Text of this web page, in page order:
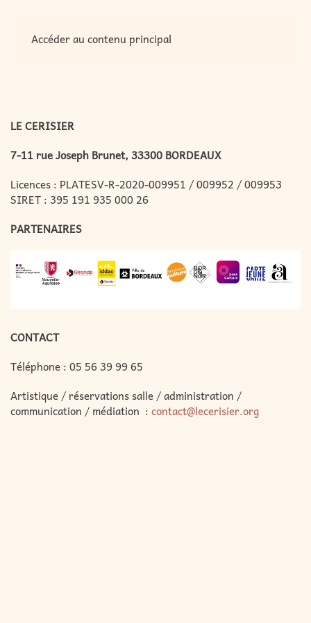
Accéder au contenu principal
MENU
LE CERISIER
7-11 rue Joseph Brunet, 33300 BORDEAUX
Licences : PLATESV-R-2020-009951 / 009952 / 009953
SIRET : 395 191 935 000 26
PARTENAIRES
CONTACT
Téléphone : 05 56 39 99 65
Artistique / réservations salle / administration /
communication / médiation : contact@lecerisier.org